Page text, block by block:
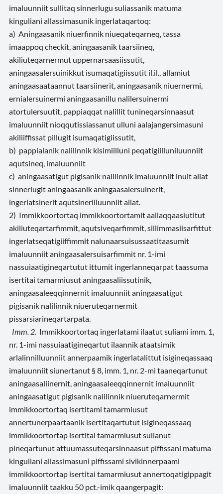
imaluunniit sullitaq sinnerlugu suliassanik matuma
kinguliani allassimasunik ingerlataqartoq:
a) Aningaasanik niuerfinnik niueqateqarneq, tassa
imaappoq checkit, aningaasanik taarsiineq,
akiliuteqarnermut uppernarsaasiissutit,
aningaasalersuinikkut isumaqatigiissutit il.il., allamiut
aningaasaataannut taarsiinerit, aningaasanik niuernermi,
ernialersuinermi aningaasanillu nalilersuinermi
atortulersuutit, pappiaqqat nalillit tunineqarsinnaasut
imaluunniit nioqqutissiassanut ulluni aalajangersimasuni
akiliiffissat pillugit isumaqatigiissutit,
b) pappialanik nalilinnik kisimiilluni peqatigiilluniluunniit
aqutsineq, imaluunniit
c) aningaasatigut pigisanik nalilinnik imaluunniit inuit allat
sinnerlugit aningaasanik aningaasalersuinerit,
ingerlatsinerit aqutsinerilluunniit allat.
2) Immikkoortortaq immikkoortortamit aallaqqaasiutitut
akiliuteqartarfimmit, aqutsiveqarfimmit, sillimmasiisarfittut
ingerlatseqatigiiffimmit nalunaarsuisussaatitaasumit
imaluunniit aningaasalersuisarfimmit nr. 1-imi
nassuiaatigineqartutut ittumit ingerlanneqarpat taassuma
isertitai tamarmiusut aningaasaliissutinik,
aningaasaleeqqinnernit imaluunniit aningaasatigut
pigisanik nalilinnik niueruteqarnermit
pissarsiarineqartarpata.
Imm. 2. Immikkoortortaq ingerlatami ilaatut suliami imm. 1,
nr. 1-imi nassuiaatigineqartut ilaannik ataatsimik
arlalinnilluunniit annerpaamik ingerlatalittut isigineqassaaq
imaluunniit siunertanut § 8, imm. 1, nr. 2-mi taaneqartunut
aningaasaliinernit, aningaasaleeqqinnernit imaluunniit
aningaasatigut pigisanik nalilinnik niueruteqarnermit
immikkoortortaq isertitami tamarmiusut
annertunerpaartaanik isertitaqartutut isigineqassaaq
immikkoortortap isertitai tamarmiusut sulianut
pineqartunut attuumassuteqarsinnaasut piffissani matuma
kinguliani allassimasuni piffissami sivikinnerpaami
immikkoortortap isertitai tamarmiusut annertoqatigippagit
imaluunniit taakku 50 pct.-imik qaangerpagit: